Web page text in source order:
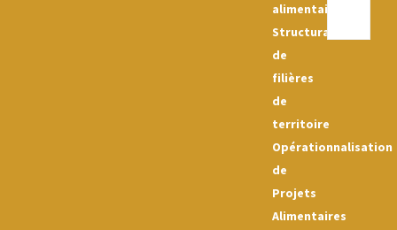
alimentaires
Structuration
de
filières
de
territoire
Opérationnalisation
de
Projets
Alimentaires